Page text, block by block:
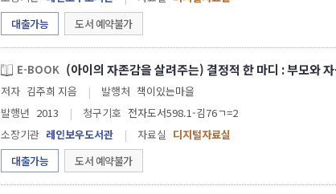
대출가능
도서 예약불가
E-BOOK (아이의 자존감을 살려주는) 결정적 한 마디 : 부모와
저자 김주희 지음 | 발행처 책이있는마을
발행년 2013 | 청구기호 전자도서598.1-김76ㄱ=2
소장기관 레인보우도서관 | 자료실 디지털자료실
대출가능
도서 예약불가